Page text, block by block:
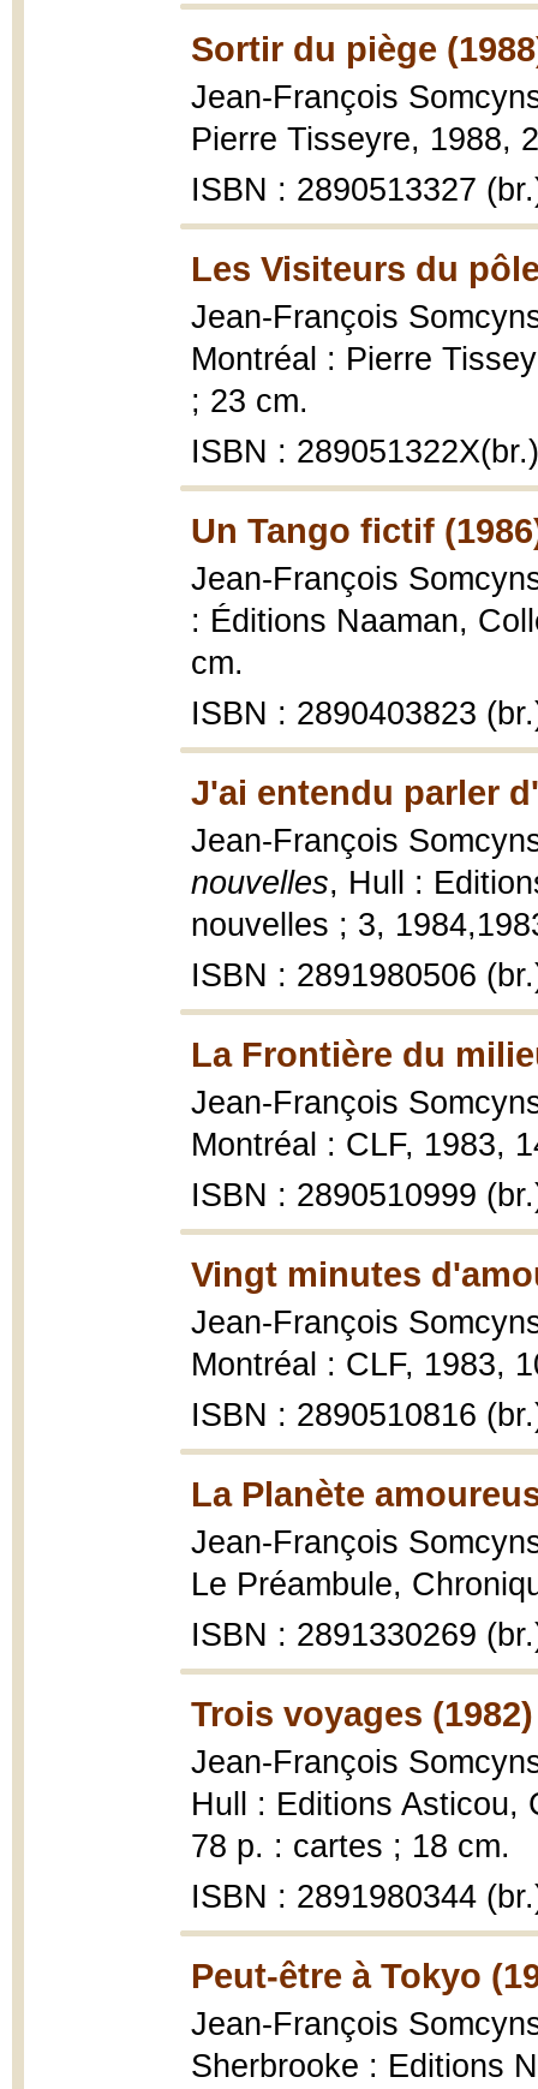
Sortir du piège
Jean-François
Pierre Tisseyre, 1988,
ISBN : 2890513327
Les Visiteurs du
Jean-François
Montréal : Pierre
; 23 cm.
ISBN : 289051322X(br.)
Un Tango fictif
Jean-François
: Éditions Naaman,
cm.
ISBN : 2890403823
J'ai entendu parler
Jean-François
nouvelles, Hull :
nouvelles ; 3,
ISBN : 2891980506
La Frontière du
Jean-François
Montréal : CLF, 1983,
ISBN : 2890510999
Vingt minutes
Jean-François
Montréal : CLF, 1983,
ISBN : 2890510816
La Planète
Jean-François
Le Préambule,
ISBN : 2891330269
Trois voyages (1982)
Jean-François
Hull : Editions Asticou,
78 p. : cartes ; 18 cm.
ISBN : 2891980344
Peut-être à Tokyo
Jean-François
Sherbrooke : Editions